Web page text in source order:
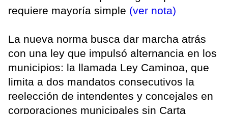
requiere mayoría simple (ver nota)
La nueva norma busca dar marcha atrás
con una ley que impulsó alternancia en los
municipios: la llamada Ley Caminoa, que
limita a dos mandatos consecutivos la
reelección de intendentes y concejales en
corporaciones municipales sin Carta